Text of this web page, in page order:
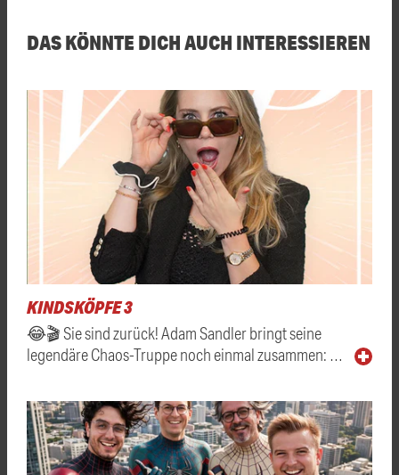
DAS KÖNNTE DICH AUCH INTERESSIEREN
KINDSKÖPFE 3
😂🎬 Sie sind zurück! Adam Sandler bringt seine
legendäre Chaos-Truppe noch einmal zusammen: …